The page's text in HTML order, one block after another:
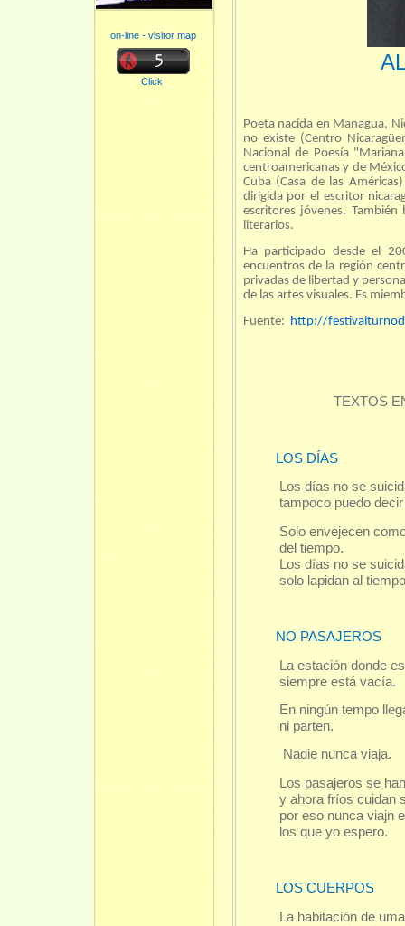
on-line - visitor map
Click
Poeta nacida en Managua,
no existe (Centro
Nacional de Poesía
centroamericanas y de
Cuba (Casa de las
dirigida por el escritor
escritores jóvenes.
literarios.
Ha participado desde el
encuentros de la región
privadas de libertad y
de las artes visuales. Es
Fuente: http://
TEXTOS
LOS DÍAS
Los días no se
tampoco puedo
Solo envejecen
del tiempo.
Los días no se
solo lapidan al
NO PASAJEROS
La estación donde
siempre está vacía.
En ningún tempo
ni parten.
Nadie nunca viaja.
Los pasajeros se
y ahora fríos cuidan
por eso nunca viajn
los que yo espero.
LOS CUERPOS
La habitación de